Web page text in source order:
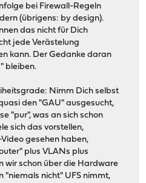
bei Firewall-Regeln
(übrigens: by design).
das nicht für Dich
jede Verästelung
kann. Der Gedanke daran
bleiben.
Nimm Dich selbst
den "GAU" ausgesucht,
"pur", was an sich schon
sich das vorstellen,
gesehen haben,
plus VLANs plus
wir schon über die Hardware
"niemals nicht" UFS nimmt,